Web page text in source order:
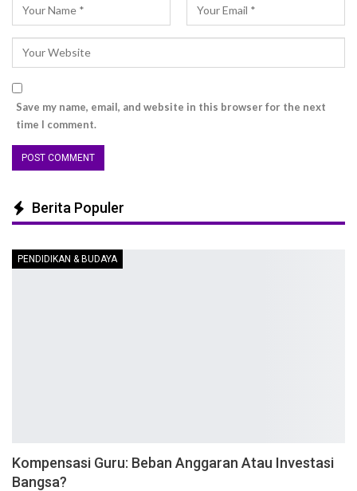
Save my name, email, and website in this browser for the next
time I comment.
Berita Populer
PENDIDIKAN & BUDAYA
Kompensasi Guru: Beban Anggaran Atau Investasi
Bangsa?